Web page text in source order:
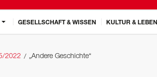
GESELLSCHAFT & WISSEN KULTUR & LEBEN
2022 „Andere Geschichte“